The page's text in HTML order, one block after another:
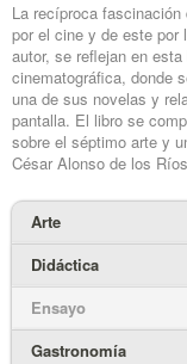
La recíproca fascinación
por el cine y de este por
autor, se reflejan en
cinematográfica, donde
una de sus novelas y
pantalla. El libro se
sobre el séptimo arte y
César Alonso de los
Arte
Didáctica
Ensayo
Gastronomía